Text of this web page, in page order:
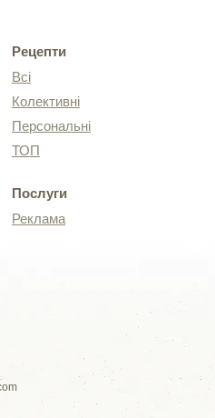
Рецепти
Всі
Колективні
Персональні
ТОП
Послуги
Реклама